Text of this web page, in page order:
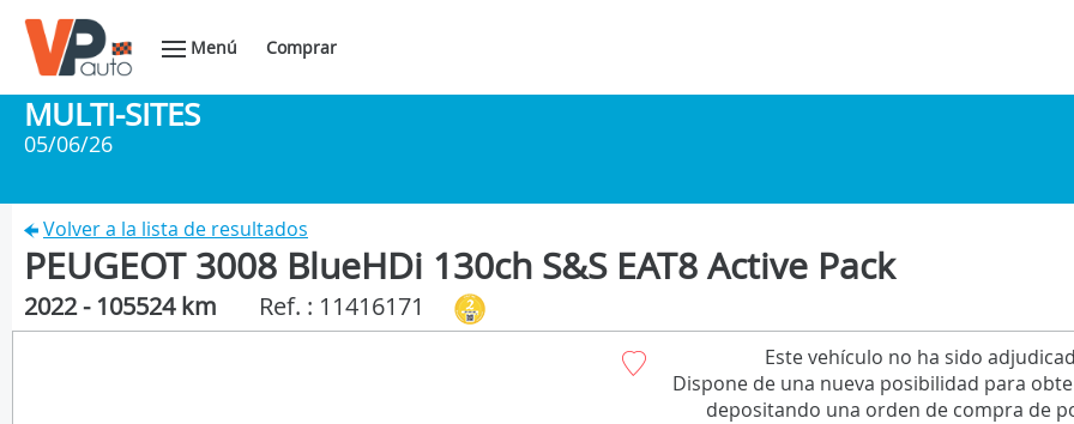
Menú Comprar
MULTI-SITES
05/06/26
Volver a la lista de resultados
PEUGEOT 3008 BlueHDi 130ch S&S EAT8 Active Pack
2022 - 105524 km Ref. : 11416171
Este vehículo no ha sido
Dispone de una nueva posibilidad para
depositando una orden de compra de